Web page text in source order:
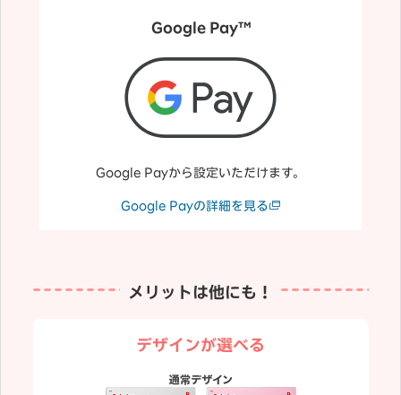
Google Pay™
Google Payから設定いただけます。
Google Payの詳細を見る
メリットは他にも！
デザインが選べる